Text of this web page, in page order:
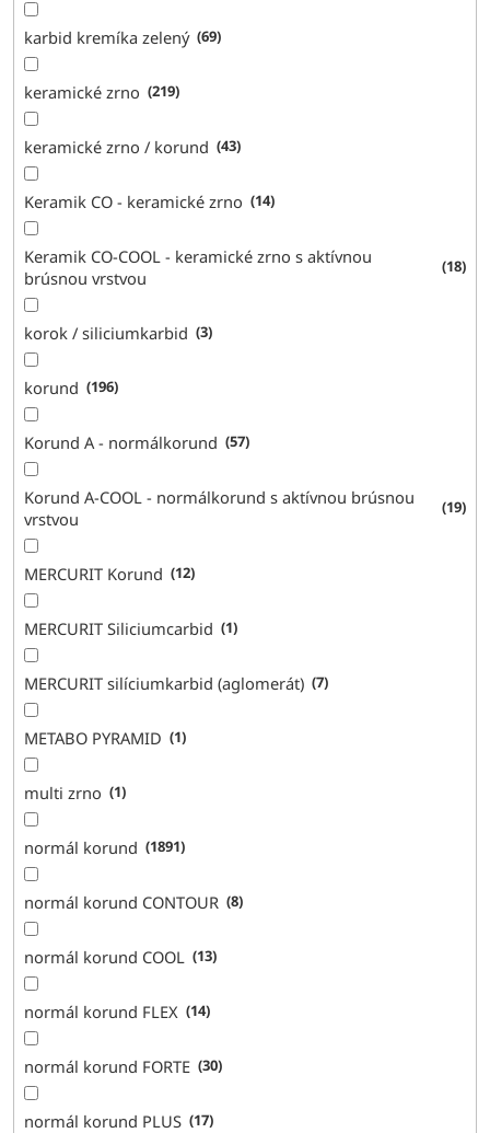
karbid kremíka zelený 69
keramické zrno 219
keramické zrno / korund 43
Keramik CO - keramické zrno 14
Keramik CO-COOL - keramické zrno s aktívnou
brúsnou vrstvou
18
korok / siliciumkarbid 3
korund 196
Korund A - normálkorund 57
Korund A-COOL - normálkorund s aktívnou brúsnou
vrstvou
19
MERCURIT Korund 12
MERCURIT Siliciumcarbid 1
MERCURIT silíciumkarbid (aglomerát) 7
METABO PYRAMID 1
multi zrno 1
normál korund 1891
normál korund CONTOUR 8
normál korund COOL 13
normál korund FLEX 14
normál korund FORTE 30
normál korund PLUS 17